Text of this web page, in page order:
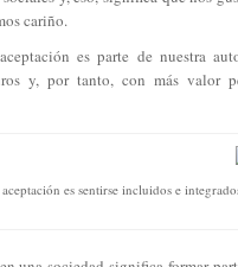
cariño.
es parte de nuestra
y, por tanto, con más valor
es sentirse incluidos e